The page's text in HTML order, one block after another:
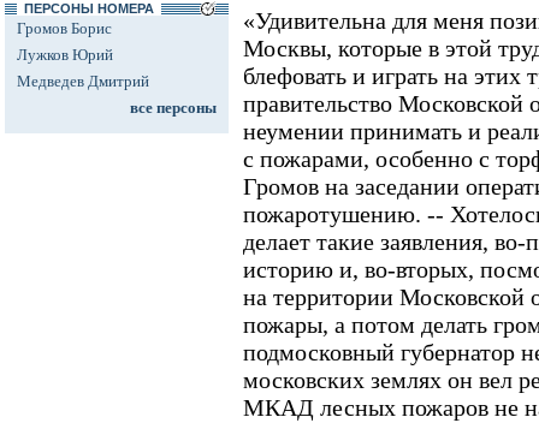
ПЕРСОНЫ НОМЕРА
Громов Борис
Лужков Юрий
Медведев Дмитрий
все персоны
«Удивительна для меня
Москвы, которые в этой
блефовать и играть на этих
правительство Московской
неумении принимать и
с пожарами, особенно с
Громов на заседании
пожаротушению. --
делает такие заявления,
историю и, во-вторых,
на территории Московской
пожары, а потом делать
подмосковный губернатор
московских землях он вел
МКАД лесных пожаров не